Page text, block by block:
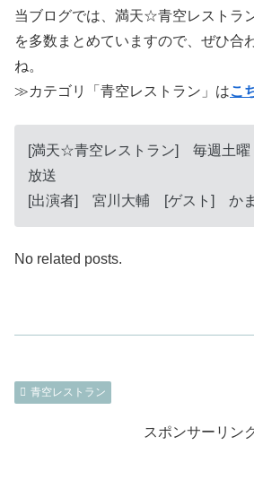
当ブログでは、満天☆青空レストラ
を多数まとめていますので、ぜひ合
ね。
≫カテゴリ「青空レストラン」はこ
[満天☆青空レストラン] 毎週土
放送
[出演者] 宮川大輔 [ゲスト] か
No related posts.
青空レストラン
スポンサーリン